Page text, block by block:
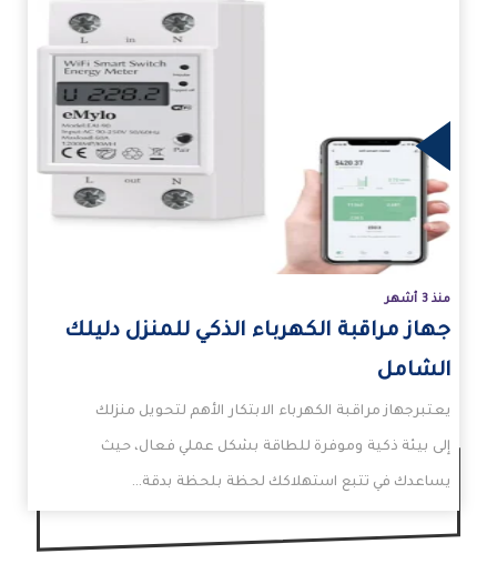
منذ 3 أشهر
جهاز مراقبة الكهرباء الذكي للمنزل دليلك
الشامل
يعتبرجهاز مراقبة الكهرباء الابتكار الأهم لتحويل منزلك
إلى بيئة ذكية وموفرة للطاقة بشكل عملي فعال، حيث
يساعدك في تتبع استهلاكك لحظة بلحظة بدقة…